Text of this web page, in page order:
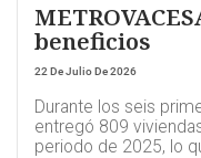
beneficios
22 De Julio De 2026
Durante los seis
entregó 809
periodo de 2025, lo